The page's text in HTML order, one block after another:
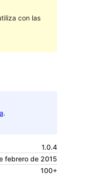
con las
.
1.0.4
febrero de 2015
100+